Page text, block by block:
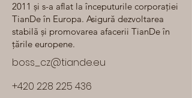
2011 și s-a aflat la începuturile corporației
TianDe în Europa. Asigură dezvoltarea
stabilă și promovarea afacerii TianDe în
țările europene.
boss_cz@tiande.eu
+420 228 225 436